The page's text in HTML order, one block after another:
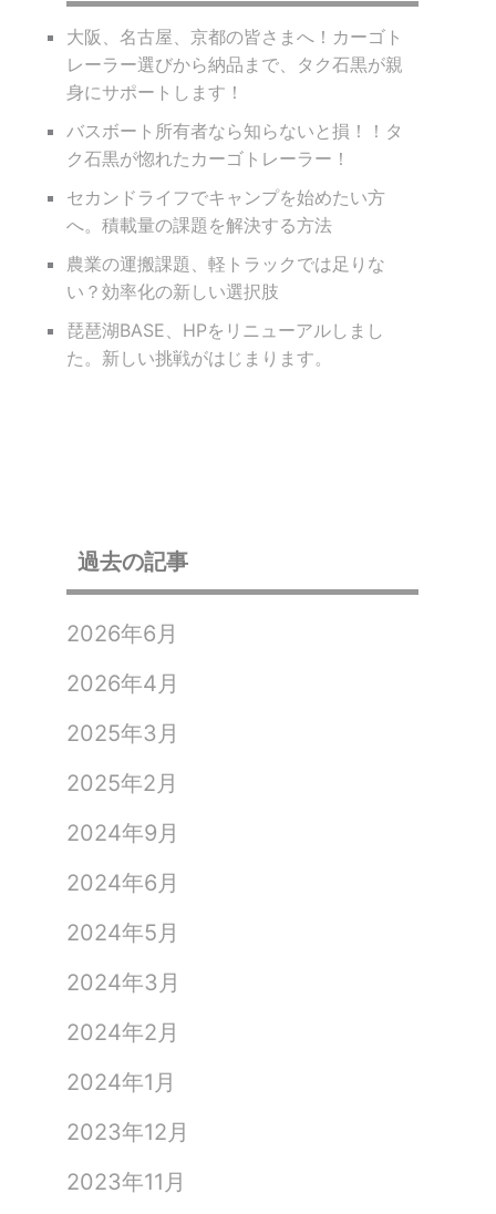
大阪、名古屋、京都の皆さまへ！カーゴト
レーラー選びから納品まで、タク石黒が親
身にサポートします！
バスボート所有者なら知らないと損！！タ
ク石黒が惚れたカーゴトレーラー！
セカンドライフでキャンプを始めたい方
へ。積載量の課題を解決する方法
農業の運搬課題、軽トラックでは足りな
い？効率化の新しい選択肢
琵琶湖BASE、HPをリニューアルしまし
た。新しい挑戦がはじまります。
過去の記事
2026年6月
2026年4月
2025年3月
2025年2月
2024年9月
2024年6月
2024年5月
2024年3月
2024年2月
2024年1月
2023年12月
2023年11月
湖
BA
オ